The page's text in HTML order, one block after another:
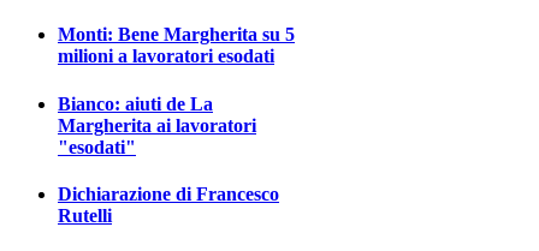
Monti: Bene Margherita su 5
milioni a lavoratori esodati
Bianco: aiuti de La
Margherita ai lavoratori
"esodati"
Dichiarazione di Francesco
Rutelli